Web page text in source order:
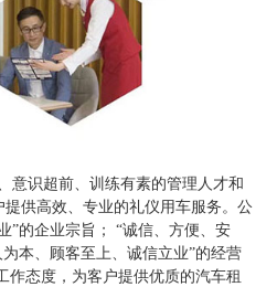
意识超前、训练有素的管理人才和
供高效、专业的礼仪用车服务。公
”的企业宗旨； “诚信、方便、安
本、顾客至上、诚信立业”的经营
作态度，为客户提供优质的汽车租